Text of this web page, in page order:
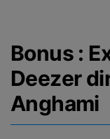
Bonus :
Deezer
Anghami